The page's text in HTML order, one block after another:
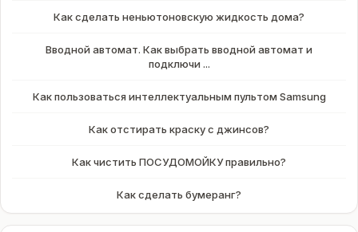
Как сделать неньютоновскую жидкость дома?
Вводной автомат. Как выбрать вводной автомат и
подключи ...
Как пользоваться интеллектуальным пультом Samsung
Как отстирать краску с джинсов?
Как чистить ПОСУДОМОЙКУ правильно?
Как сделать бумеранг?